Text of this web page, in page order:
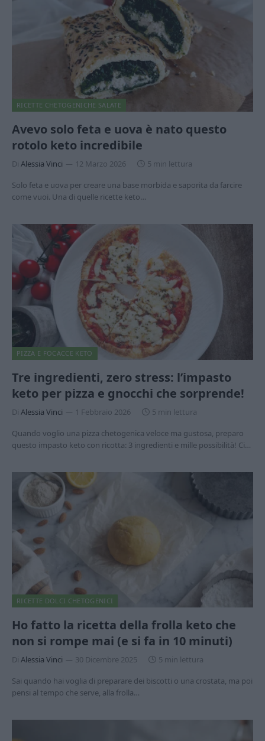
RICETTE CHETOGENICHE SALATE
Avevo solo feta e uova è nato questo
rotolo keto incredibile
Di Alessia Vinci 12 Marzo 2026
5 min lettura
Solo feta e uova per creare una base morbida e saporita da farcire
come vuoi. Una di quelle ricette keto…
PIZZA E FOCACCE KETO
Tre ingredienti, zero stress: l’impasto
keto per pizza e gnocchi che sorprende!
Di Alessia Vinci 1 Febbraio 2026
5 min lettura
Quando voglio una pizza chetogenica veloce ma gustosa, preparo
questo impasto keto con ricotta: 3 ingredienti e mille possibilità! Ci…
RICETTE DOLCI CHETOGENICI
Ho fatto la ricetta della frolla keto che
non si rompe mai (e si fa in 10 minuti)
Di Alessia Vinci 30 Dicembre 2025
5 min lettura
Sai quando hai voglia di preparare dei biscotti o una crostata, ma poi
pensi al tempo che serve, alla frolla…